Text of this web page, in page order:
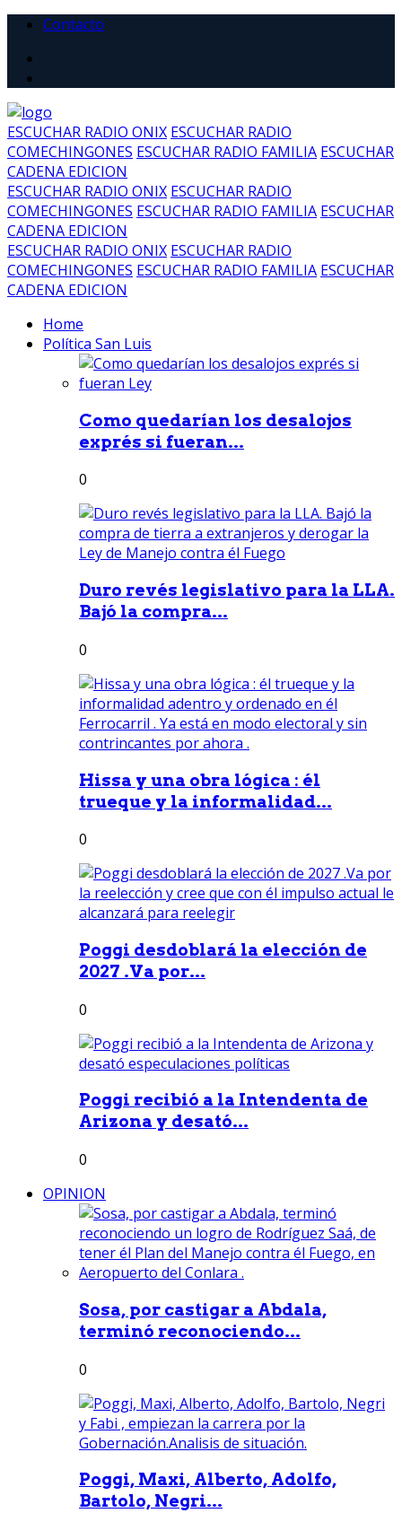
Contacto
ESCUCHAR RADIO ONIX ESCUCHAR RADIO
COMECHINGONES ESCUCHAR RADIO FAMILIA ESCUCHAR
CADENA EDICION
ESCUCHAR RADIO ONIX ESCUCHAR RADIO
COMECHINGONES ESCUCHAR RADIO FAMILIA ESCUCHAR
CADENA EDICION
ESCUCHAR RADIO ONIX ESCUCHAR RADIO
COMECHINGONES ESCUCHAR RADIO FAMILIA ESCUCHAR
CADENA EDICION
Home
Política San Luis
Como quedarían los desalojos
exprés si fueran...
0
Duro revés legislativo para la LLA.
Bajó la compra...
0
Hissa y una obra lógica : él
trueque y la informalidad...
0
Poggi desdoblará la elección de
2027 .Va por...
0
Poggi recibió a la Intendenta de
Arizona y desató...
0
OPINION
Sosa, por castigar a Abdala,
terminó reconociendo...
0
Poggi, Maxi, Alberto, Adolfo,
Bartolo, Negri...